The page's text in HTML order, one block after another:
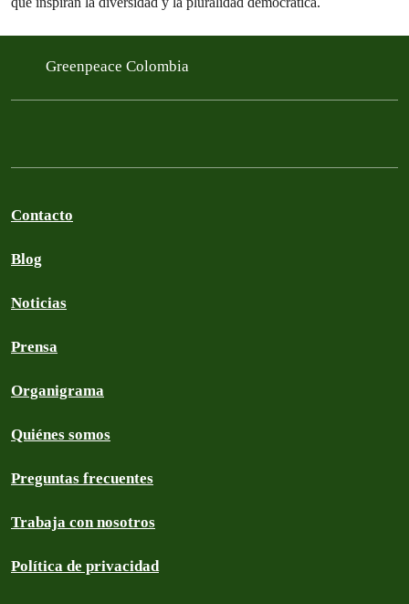
Greenpeace Colombia
Contacto
Blog
Noticias
Prensa
Organigrama
Quiénes somos
Preguntas frecuentes
Trabaja con nosotros
Política de privacidad